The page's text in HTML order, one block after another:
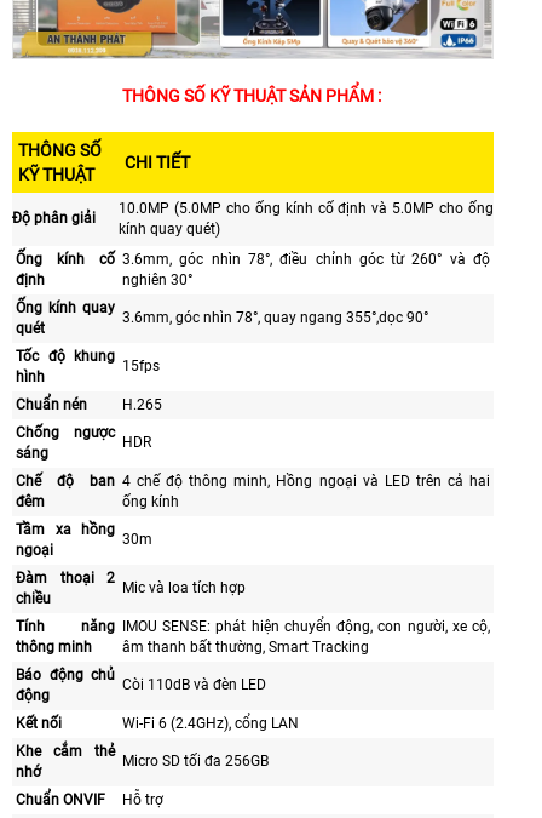
THÔNG SỐ KỸ THUẬT SẢN PHẨM :
THÔNG SỐ
KỸ THUẬT
CHI TIẾT
Độ phân giải
10.0MP (5.0MP cho ống kính cố định và 5.0MP cho ống
kính quay quét)
Ống kính cố
định
3.6mm, góc nhìn 78°, điều chỉnh góc từ 260° và độ
nghiên 30°
Ống kính quay
quét
3.6mm, góc nhìn 78°, quay ngang 355°,dọc 90°
Tốc độ khung
hình
15fps
Chuẩn nén
H.265
Chống ngược
sáng
HDR
Chế độ ban
đêm
4 chế độ thông minh, Hồng ngoại và LED trên cả hai
ống kính
Tầm xa hồng
ngoại
30m
Đàm thoại 2
chiều
Mic và loa tích hợp
Tính năng
thông minh
IMOU SENSE: phát hiện chuyển động, con người, xe cộ,
âm thanh bất thường, Smart Tracking
Báo động chủ
động
Còi 110dB và đèn LED
Kết nối
Wi-Fi 6 (2.4GHz), cổng LAN
Khe cắm thẻ
nhớ
Micro SD tối đa 256GB
Chuẩn ONVIF
Hỗ trợ